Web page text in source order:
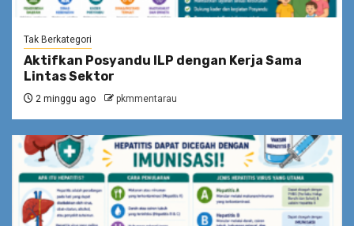
Tak Berkategori
Aktifkan Posyandu ILP dengan Kerja Sama
Lintas Sektor
2 minggu ago pkmmentarau